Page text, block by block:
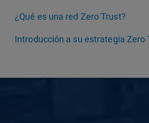
¿Qué es una red Zero Trust?
Introducción a su estrategia Zero